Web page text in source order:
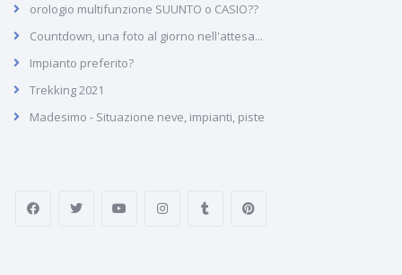
orologio multifunzione SUUNTO o CASIO??
Countdown, una foto al giorno nell'attesa...
Impianto preferito?
Trekking 2021
Madesimo - Situazione neve, impianti, piste